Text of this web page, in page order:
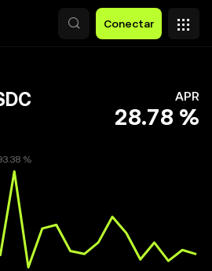
Conectar
APR
28.78 %